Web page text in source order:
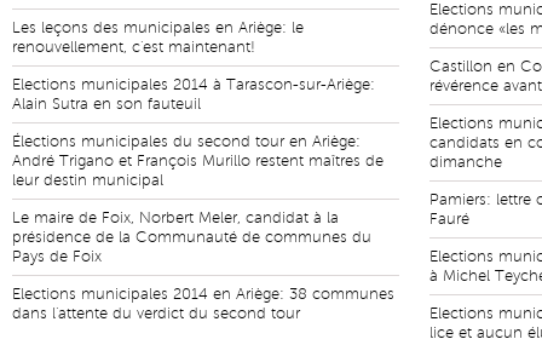
Les leçons des municipales en Ariège: le
renouvellement, c'est maintenant!
Elections municipales 2014 à Tarascon-sur-Ariège:
Alain Sutra en son fauteuil
Élections municipales du second tour en Ariège:
André Trigano et François Murillo restent maîtres de
leur destin municipal
Le maire de Foix, Norbert Meler, candidat à la
présidence de la Communauté de communes du
Pays de Foix
Elections municipales 2014 en Ariège: 38 communes
dans l'attente du verdict du second tour
Elections
dénonce «les
Castillon en
révérence
Elections
candidats en
dimanche
Pamiers: lettre
Fauré
Elections
à Michel
Elections
lice et aucun